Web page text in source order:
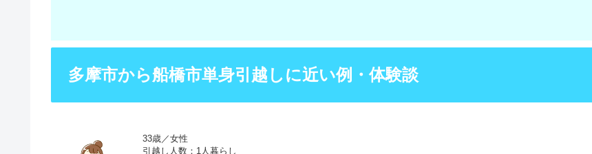
多摩市から船橋市単身引越しに近い例・体験談
33歳／女性
引越し人数：1人暮らし